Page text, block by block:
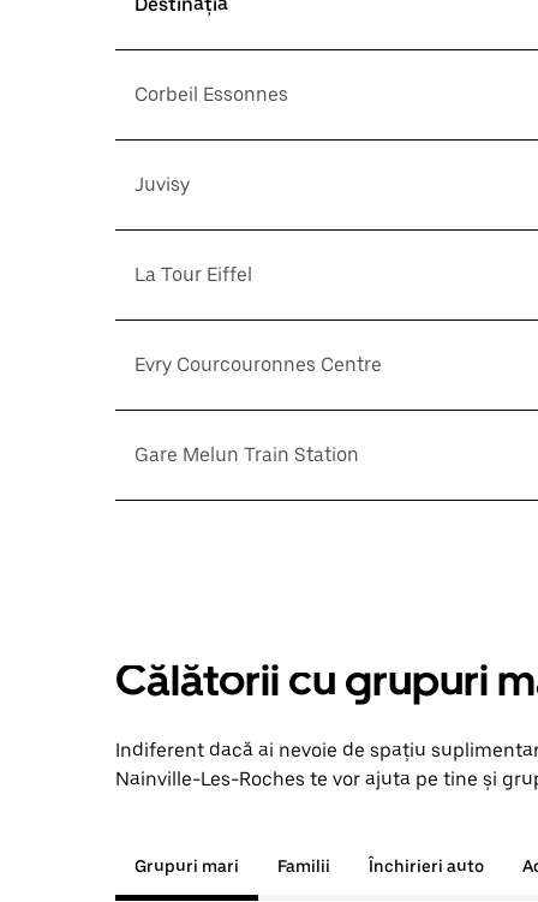
Corbeil Essonnes
Juvisy
La Tour Eiffel
Evry Courcouronnes Centre
Gare Melun Train Station
Călătorii cu grupuri
Indiferent dacă ai nevoie de spațiu
Nainville-Les-Roches te vor ajuta pe tine și
Grupuri mari Familii Închirieri auto